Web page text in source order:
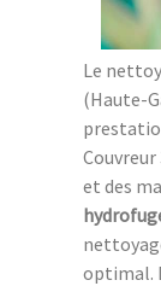
Le
(Haute-
et des
optimal.